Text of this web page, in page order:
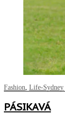
Fashion, Life-Sydney
PÁSIKAVÁ